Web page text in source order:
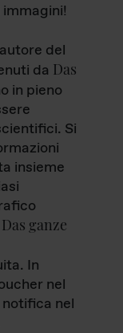
del
da Das
in pieno
Si
insieme
Das ganze
In
nel
nel